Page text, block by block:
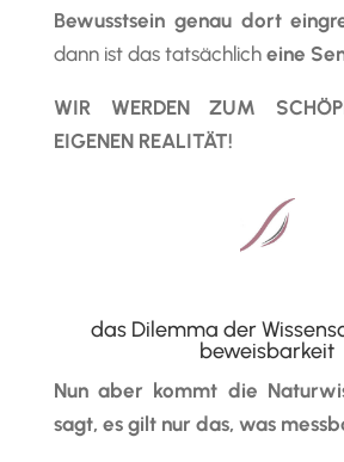
Bewusstsein genau dort
dann ist das tatsächlich eine
WIR WERDEN ZUM
EIGENEN REALITÄT!
das Dilemma der
beweisbarkeit
Nun aber kommt die
sagt, es gilt nur das, was